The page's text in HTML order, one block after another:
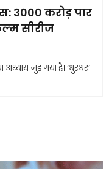
3000 करोड़ पार
सीरीज
जुड़ गया है। ‘धुरंधर’